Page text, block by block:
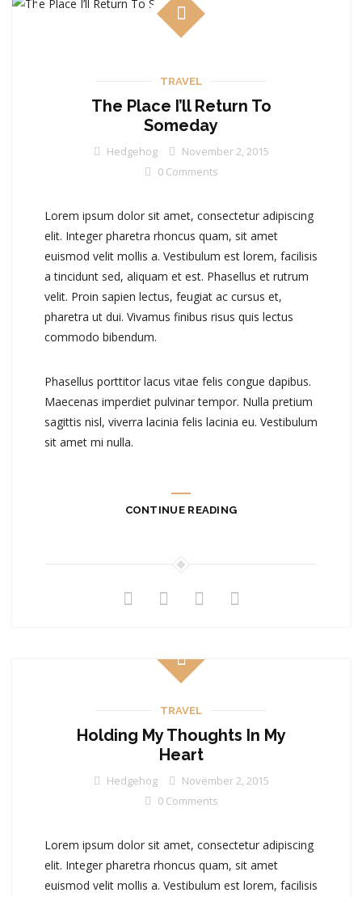
TRAVEL
The Place I’ll Return To
Someday
Hedgehog
November 2, 2015
0 Comments
Lorem ipsum dolor sit amet, consectetur adipiscing
elit. Integer pharetra rhoncus quam, sit amet
euismod velit mollis a. Vestibulum est lorem, facilisis
a tincidunt sed, aliquam et est. Phasellus et rutrum
velit. Proin sapien lectus, feugiat ac cursus et,
pharetra ut dui. Vivamus finibus risus quis lectus
commodo bibendum.
Phasellus porttitor lacus vitae felis congue dapibus.
Maecenas imperdiet pulvinar tempor. Nulla pretium
sagittis nisl, viverra lacinia felis lacinia eu. Vestibulum
sit amet mi nulla.
CONTINUE READING
TRAVEL
Holding My Thoughts In My
Heart
Hedgehog
November 2, 2015
0 Comments
Lorem ipsum dolor sit amet, consectetur adipiscing
elit. Integer pharetra rhoncus quam, sit amet
euismod velit mollis a. Vestibulum est lorem, facilisis